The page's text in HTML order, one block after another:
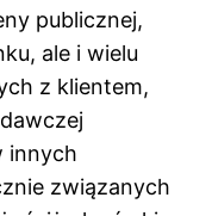
publicznej,
ale i wielu
z klientem,
innych
związanych